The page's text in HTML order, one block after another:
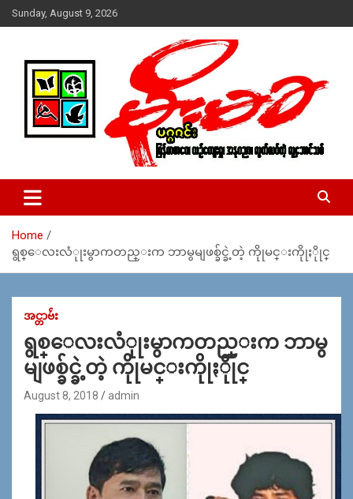
Skip
to
Sunday, August 9, 2026
MoeMaKa Burmese News &
Media
ယ္ေရး – အမွတ္ ၂၅၄၊ ပထပ္၊ လမ္း ၄၀၊ ေက်ာက္တံတား၊ ရန္ကုန္။
(ဖုုံး – ၀၉ ၂၅၂ ၂၄၉ ၀၉၄ ၊ ၀၉ ၄၂၁ ၇၄၃ ၇၅၃ ၊ ၀၉ ၅၀၄ ၁၀ ၅၈) ျ
ဇာေစ်းသစ္ ။ ၀၉ ၇၈၆၈၃၇ ၃၀၅ / ၀၉ ၉၆၃၆၉၉၈၃၄
Home
ရွစ္ေလးလံုုးမွာကတည္းက ဘာမွမျဖစ္ခ်င္ခဲ့တဲ့ ကိုုမင္းကိုုႏိုုင္
အင္တာဗ်ဴး
ရွစ္ေလးလံုုးမွာကတည္းက ဘာမွ
မျဖစ္ခ်င္ခဲ့တဲ့ ကိုုမင္းကိုုႏိုုင္
August 8, 2018 admin